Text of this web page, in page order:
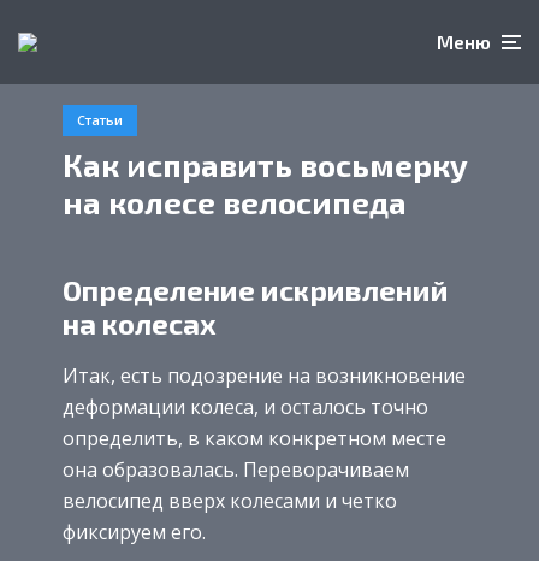
Меню
Статьи
Как исправить восьмерку
на колесе велосипеда
Определение искривлений
на колесах
Итак, есть подозрение на возникновение
деформации колеса, и осталось точно
определить, в каком конкретном месте
она образовалась. Переворачиваем
велосипед вверх колесами и четко
фиксируем его.